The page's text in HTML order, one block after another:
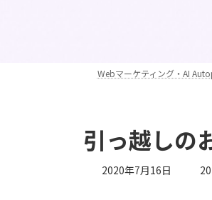
Webマーケティング・AI
引っ越しの
2020年7月16日
最